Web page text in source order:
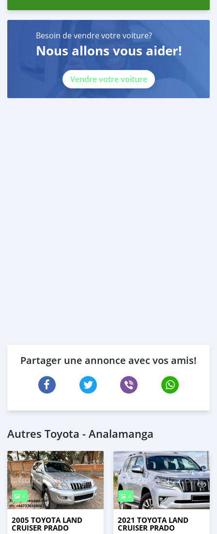
Besoin de vendre votre voiture?
Nous allons vous aider!
Vendre votre voiture
Partager une annonce avec vos amis!
Autres Toyota - Analamanga
5
2005 TOYOTA LAND
CRUISER PRADO
4
2021 TOYOTA LAND
CRUISER PRADO